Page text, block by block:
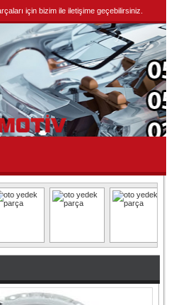
için bizim ile iletişime geçebilirsiniz.